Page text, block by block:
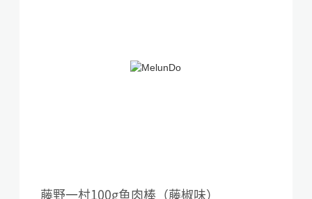
藤野一村100g鱼肉棒（藤椒味）